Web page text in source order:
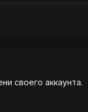
своего аккаунта.